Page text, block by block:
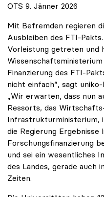
OTS 9. Jänner 2026
Mit Befremden regieren
Ausbleiben des FTI-
Vorleistung getreten und
Finanzierung des FTI-
nicht einfach“, sagt
„Wir erwarten, dass nun
Ressorts, das
Infrastrukturministerium,
die Regierung Ergebnisse
Forschungsfinanzierung
und sei ein wesentliches
des Landes, gerade auch
Zeiten.